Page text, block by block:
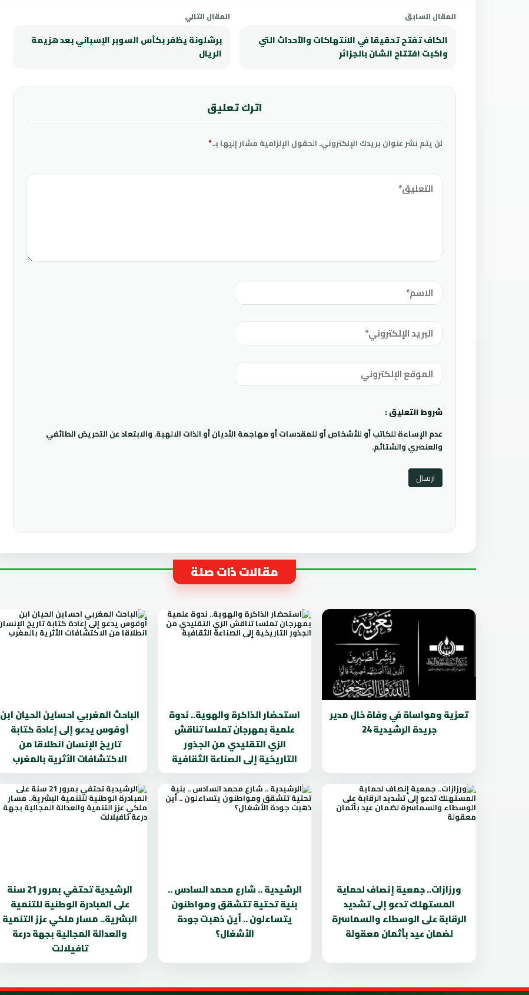
المقال السابق
الكاف تفتح تحقيقا في الانتهاكات والأحداث التي
واكبت افتتاح الشان بالجزائر
المقال التالي
برشلونة يظفر بكأس السوبر الإسباني بعد هزيمة
الريال
اترك تعليق
لن يتم نشر عنوان بريدك الإلكتروني. الحقول الإلزامية مشار إليها بـ*
شروط التعليق :
عدم الإساءة للكاتب أو للأشخاص أو للمقدسات أو مهاجمة الأديان أو الذات الالهية. والابتعاد عن التحريض الطائفي
والعنصري والشتائم.
مقالات ذات صلة
تعزية ومواساة في وفاة خال مدير
جريدة الرشيدية 24
استحضار الذاكرة والهوية.. ندوة
علمية بمهرجان تملسا تناقش
الزي التقليدي من الجذور
التاريخية إلى الصناعة الثقافية
الباحث المغربي احساين الحيان ابن
أوفوس يدعو إلى إعادة كتابة
تاريخ الإنسان انطلاقا من
الاكتشافات الأثرية بالمغرب
ورزازات.. جمعية إنصاف لحماية
المستهلك تدعو إلى تشديد
الرقابة على الوسطاء والسماسرة
لضمان عيد بأثمان معقولة
الرشيدية .. شارع محمد السادس ..
بنية تحتية تتشقق ومواطنون
يتساءلون .. أين ذهبت جودة
الأشغال؟
الرشيدية تحتفي بمرور 21 سنة
على المبادرة الوطنية للتنمية
البشرية.. مسار ملكي عزز التنمية
والعدالة المجالية بجهة درعة
تافيلالت